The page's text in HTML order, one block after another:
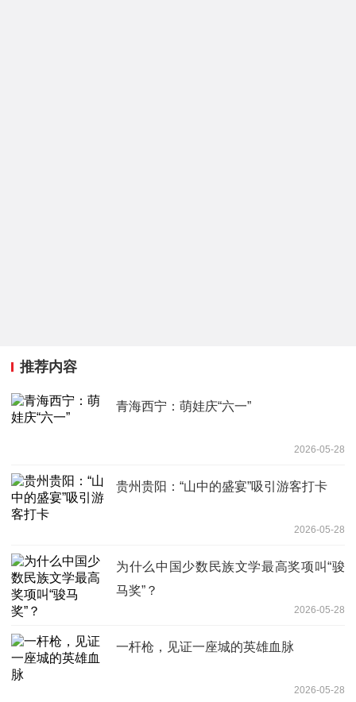
推荐内容
青海西宁：萌娃庆“六一”
2026-05-28
贵州贵阳：“山中的盛宴”吸引游客打卡
2026-05-28
为什么中国少数民族文学最高奖项叫“骏
马奖”？
2026-05-28
一杆枪，见证一座城的英雄血脉
2026-05-28